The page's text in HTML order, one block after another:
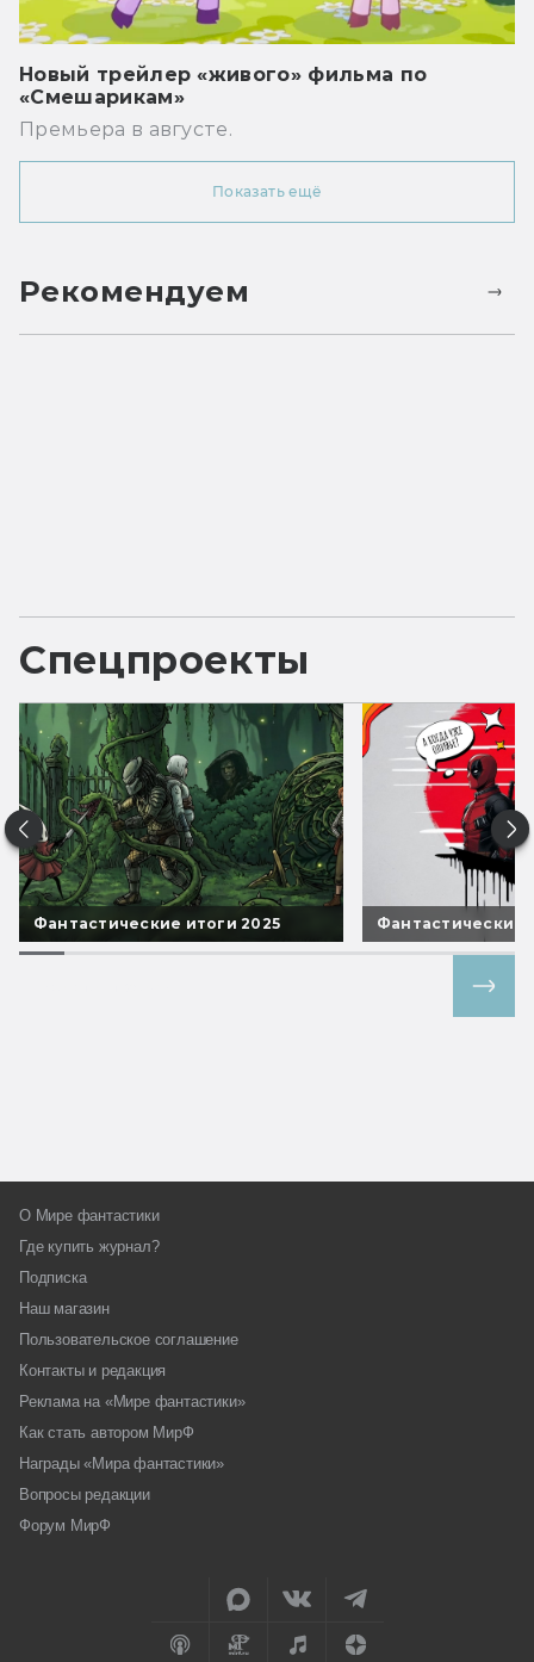
Новый трейлер «живого» фильма по
«Смешарикам»
Премьера в августе.
Показать ещё
Рекомендуем
Спецпроекты
Фантастические итоги 2025 Фантастические
О Мире фантастики
Где купить журнал?
Подписка
Наш магазин
Пользовательское соглашение
Контакты и редакция
Реклама на «Мире фантастики»
Как стать автором МирФ
Награды «Мира фантастики»
Вопросы редакции
Форум МирФ